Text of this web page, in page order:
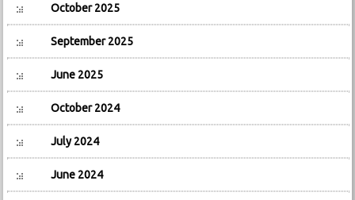
October 2025
September 2025
June 2025
October 2024
July 2024
June 2024